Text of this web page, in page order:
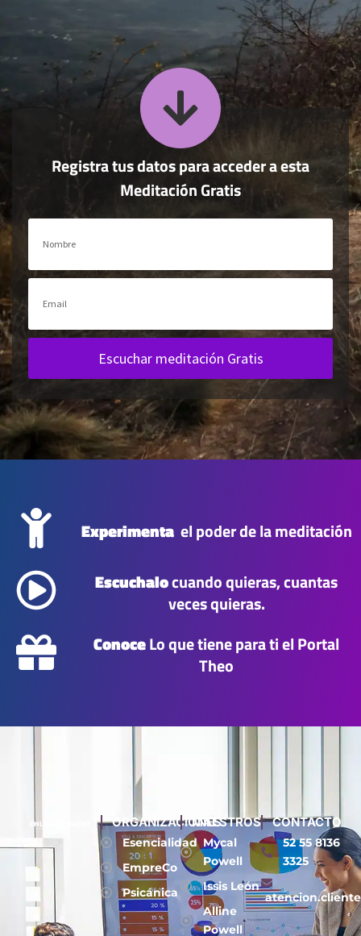
Registra tus datos para acceder a esta
Meditación Gratis
Escuchar meditación Gratis
Experimenta el poder de la meditación
Escuchalocuando quieras, cuantas
veces quieras.
ConoceLo que tiene para ti el Portal
Theo
ORGANIZACIONES
Esencialidad
EmpreCo
Psicánica
MAESTROS
Mycal
Powell
Issis León
Alline
Powell
CONTACTO
52 55 8136
3325